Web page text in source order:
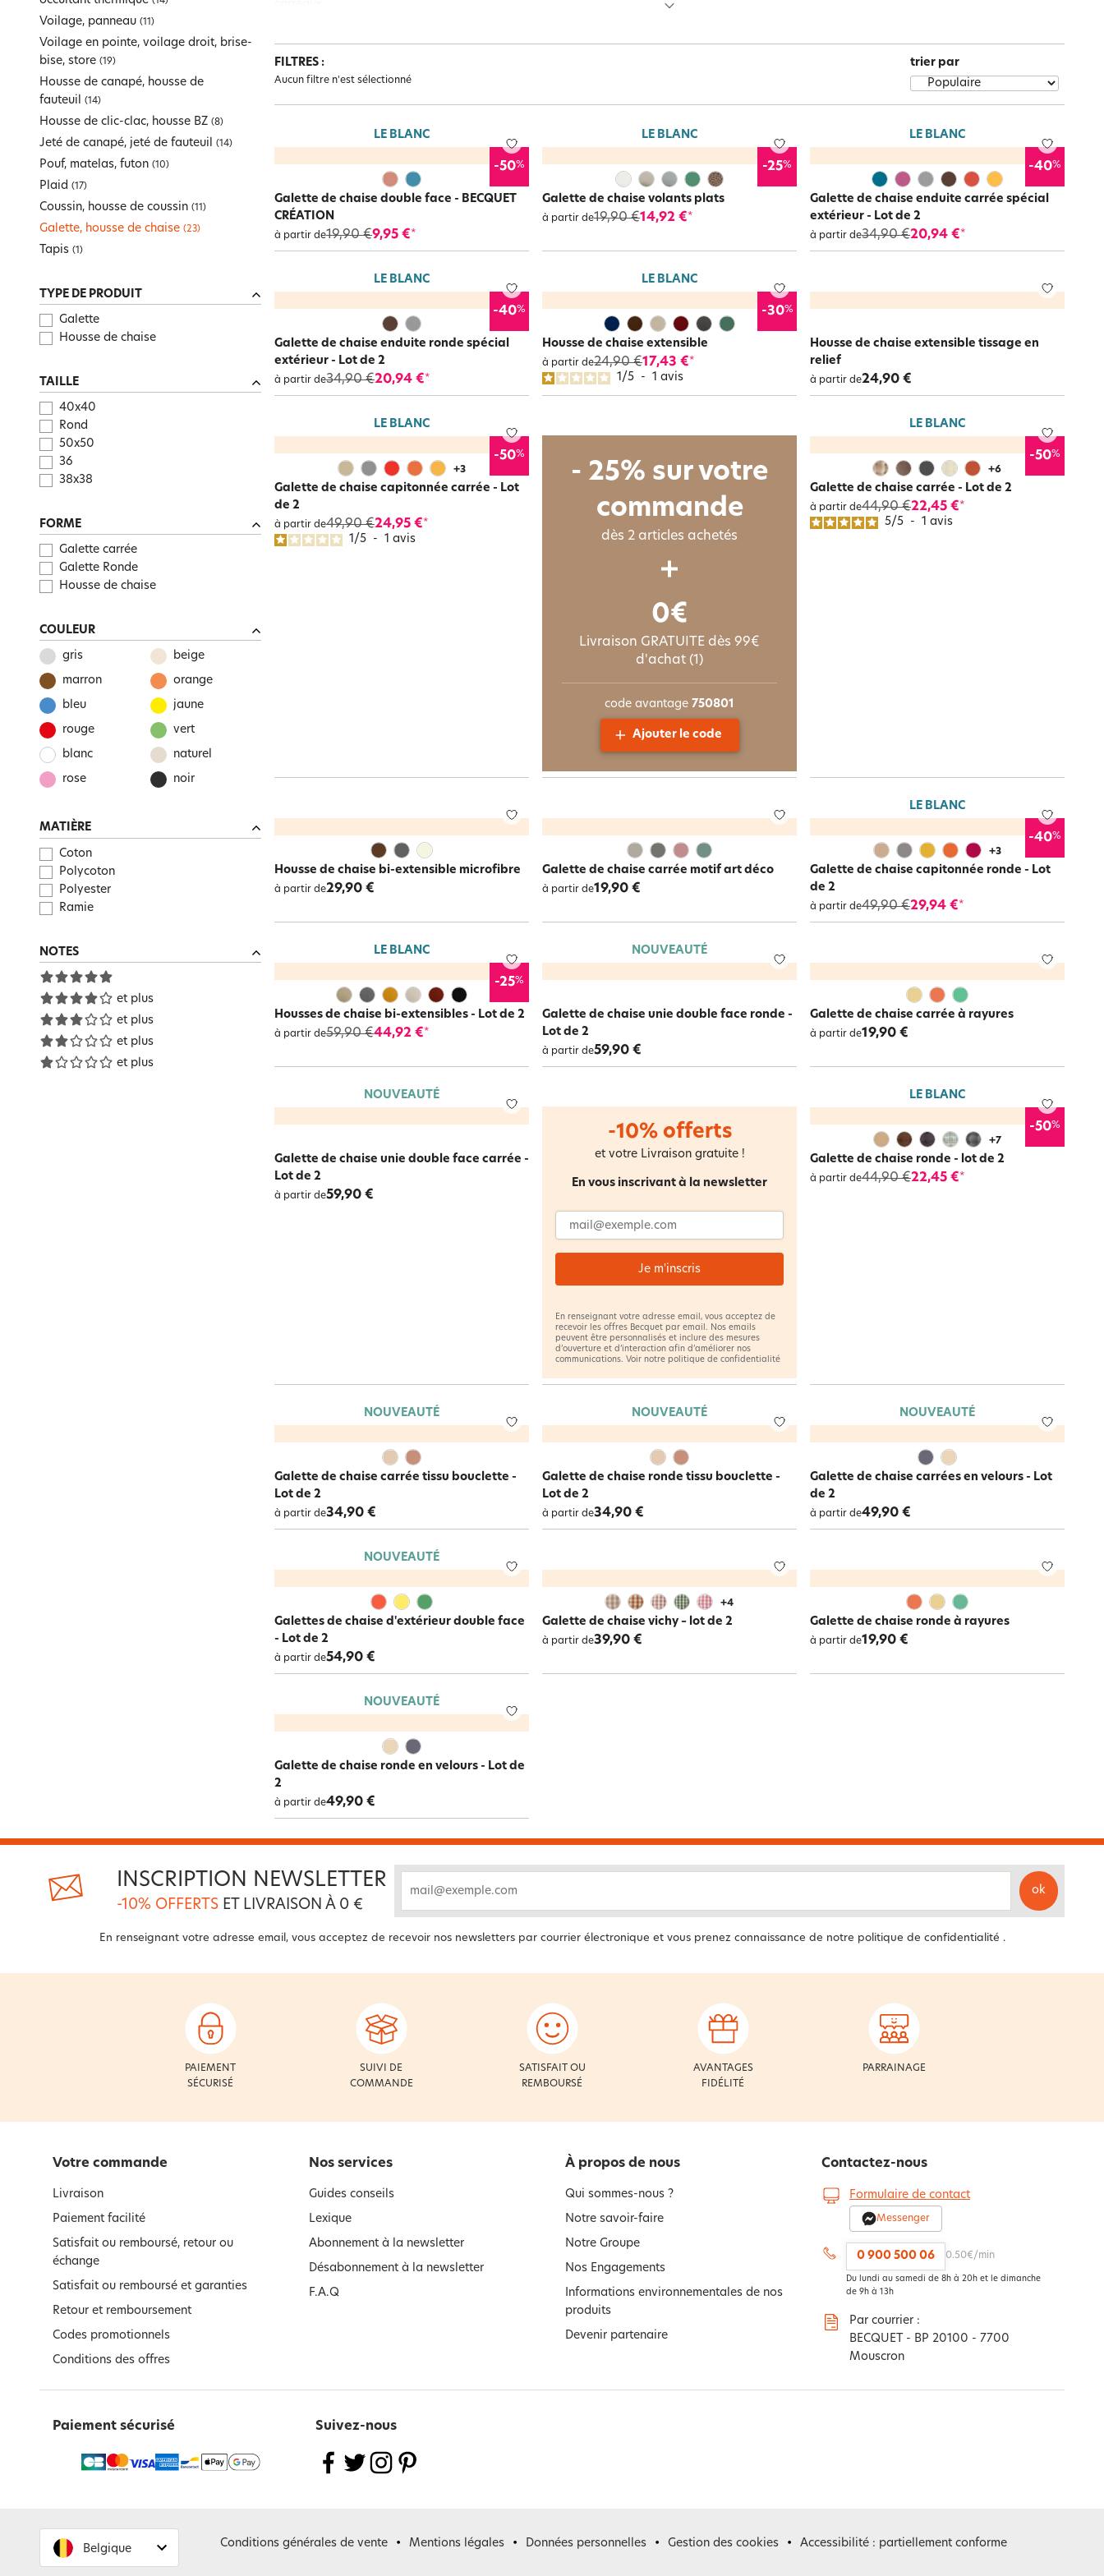
Toute la sélectionPromos jusqu'à -50%
Promos maison pratique
Promos literie
Toute la sélection
Maison pratique
Drap-housse grands bonnets
Parure de lit
Boutis, jeté de lit, couvre lit
Toute la sélection Linge de toilette
Tapis de bain, tapis de douche
Peignoir de bain
Gants de toilette
Peignoir de bain personnalisé
Toute la sélection
Pouf, matelas, futon
Plaid
Coussin, housse de coussin
Galette, housse de chaise
Tapis
Art de la table
Meuble, étagère
Tête de lit, paravent
Toute la sélectionEnfant
Univers des garçons
Univers des tout-petits
Toute la sélectionMaison pratique
Mouchoir en tissu
Bien-être Intime
Toute la sélectionLiterie
Surmatelas
Cache-sommiers, chemin de lit
Voilage, panneau (11 )
Voilage en pointe, voilage droit, brise-
bise, store (19)
Housse de canapé, housse de
fauteuil (14)
Housse de clic-clac, housse BZ (8)
Jeté de canapé, jeté de fauteuil (14)
Pouf, matelas, futon (10)
Plaid (17)
Coussin, housse de coussin (11 )
Galette, housse de chaise (23)
Tapis (1 )
TYPE DE PRODUIT
Galette
Housse de chaise
TAILLE
40x40
Rond
50x50
36
38x38
FORME
Galette carrée
Galette Ronde
Housse de chaise
COULEUR
gris
beige
marron
orange
bleu
jaune
rouge
vert
blanc
naturel
rose
noir
MATIÈRE
Coton
Polycoton
Polyester
Ramie
NOTES
et plus
et plus
et plus
et plus
Et surtout, elle offre une assise moelleuse ! Pour le jardin, optez pour lagalette de chaise imperméablespéciale extérieure !
Et pour donner un nouveau look à vos chaises, pour les rendre plus modernes, on opte pour la
housse de chaise intégralequi fait planer une
ambiance chic à table. Quelle élégance !
FILTRES :
Aucun filtre n'est sélectionné
trier par
LE BLANC
-50%
Galette de chaise double face - BECQUET
CRÉATION
à partir de19,90 €9,95 €*
LE BLANC
-25%
Galette de chaise volants plats
à partir de19,90 €14,92 €*
LE BLANC
-40%
Galette de chaise enduite carrée spécial
extérieur - Lot de 2
à partir de34,90 €20,94 €*
LE BLANC
-40%
Galette de chaise enduite ronde spécial
extérieur - Lot de 2
à partir de34,90 €20,94 €*
LE BLANC
-30%
Housse de chaise extensible
à partir de24,90 €17,43 €*
1/5 - 1 avis
Housse de chaise extensible tissage en
relief
à partir de24,90 €
LE BLANC
-50%
+3
Galette de chaise capitonnée carrée - Lot
de 2
à partir de49,90 €24,95 €*
1/5 - 1 avis
LE BLANC
-50%
+6
Galette de chaise carrée - Lot de 2
à partir de44,90 €22,45 €*
5/5 - 1 avis
Housse de chaise bi-extensible microfibre
à partir de29,90 €
Galette de chaise carrée motif art déco
à partir de19,90 €
LE BLANC
-40%
+3
Galette de chaise capitonnée ronde - Lot
de 2
à partir de49,90 €29,94 €*
LE BLANC
-25%
Housses de chaise bi-extensibles - Lot de 2
à partir de59,90 €44,92 €*
NOUVEAUTÉ
Galette de chaise unie double face ronde -
Lot de 2
à partir de59,90 €
Galette de chaise carrée à rayures
à partir de19,90 €
NOUVEAUTÉ
Galette de chaise unie double face carrée -
Lot de 2
à partir de59,90 €
LE BLANC
-50%
+7
Galette de chaise ronde - lot de 2
à partir de44,90 €22,45 €*
NOUVEAUTÉ
Galette de chaise carrée tissu bouclette -
Lot de 2
à partir de34,90 €
NOUVEAUTÉ
Galette de chaise ronde tissu bouclette -
Lot de 2
à partir de34,90 €
NOUVEAUTÉ
Galette de chaise carrées en velours - Lot
de 2
à partir de49,90 €
NOUVEAUTÉ
Galettes de chaise d'extérieur double face
- Lot de 2
à partir de54,90 €
+4
Galette de chaise vichy – lot de 2
à partir de39,90 €
Galette de chaise ronde à rayures
à partir de19,90 €
NOUVEAUTÉ
Galette de chaise ronde en velours - Lot de
2
à partir de49,90 €
- 25% sur votre
commande
dès 2 articles achetés
0€
Livraison GRATUITE dès 99€
d'achat (1)
code avantage 750801
Ajouter le code
-10% offerts
et votre Livraison gratuite !
En vous inscrivant à la newsletter
Adresse email
Je m'inscris
En renseignant votre adresse email, vous acceptez de
recevoir les offres Becquet par email. Nos emails
peuvent être personnalisés et inclure des mesures
d’ouverture et d’interaction afin d’améliorer nos
communications. Voir notre politique de confidentialité
INSCRIPTION NEWSLETTER
-10% OFFERTS ET LIVRAISON À 0 €
ok
En renseignant votre adresse email, vous acceptez de recevoir nos newsletters par courrier électronique et vous prenez connaissance de notre politique de confidentialité .
PAIEMENT
SÉCURISÉ
SUIVI DE
COMMANDE
SATISFAIT OU
REMBOURSÉ
AVANTAGES
FIDÉLITÉ
PARRAINAGE
Votre commande
Livraison
Paiement facilité
Satisfait ou remboursé, retour ou
échange
Satisfait ou remboursé et garanties
Retour et remboursement
Codes promotionnels
Conditions des offres
Nos services
Guides conseils
Lexique
Abonnement à la newsletter
Désabonnement à la newsletter
F.A.Q
À propos de nous
Qui sommes-nous ?
Notre savoir-faire
Notre Groupe
Nos Engagements
Informations environnementales de nos
produits
Devenir partenaire
Contactez-nous
Formulaire de contact
Messenger
0 900 500 06 0.50€/min
Du lundi au samedi de 8h à 20h et le dimanche
de 9h à 13h
Par courrier :
BECQUET - BP 20100 - 7700
Mouscron
Paiement sécurisé Suivez-nous
Belgique Conditions générales de vente Mentions légales Données personnelles Gestion des cookies Accessibilité : partiellement conforme